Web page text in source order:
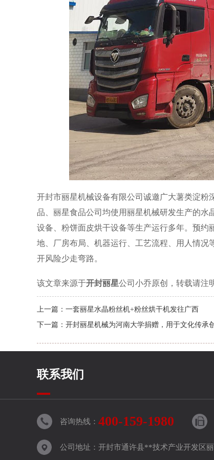
开封市丽星机械设备有限公司诚邀广大薯类淀
品、丽星食品公司均使用丽星机械研发生产的
设备、粉饼面皮烘干设备等生产运行多年。预
地、厂房布局、机器运行、工艺流程、用人情
开风险少走弯路。
该文章来源于开封丽星公司小乔原创，转载请注
上一篇： 一套丽星水晶粉丝机+粉丝烘干机发往广西
下一篇： 开封丽星机械为河南大学捐赠，用于文化传承
联系我们
咨询热线： 400-159-1980
公司地址：开封市通许县**技术产业开发区